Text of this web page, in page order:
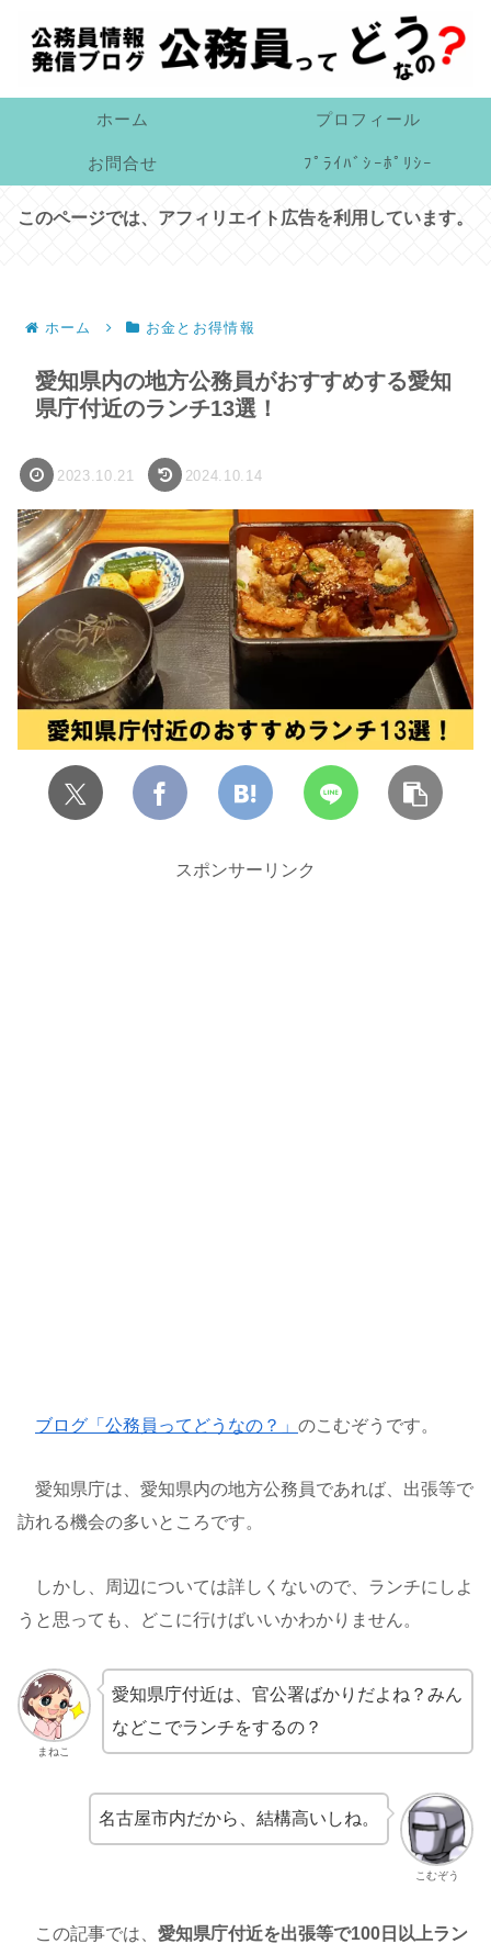
ホーム プロフィール
お問合せ ﾌﾟﾗｲﾊﾞｼｰﾎﾟﾘｼｰ
このページでは、アフィリエイト広告を利用しています。
ホーム お金とお得情報
愛知県内の地方公務員がおすすめする愛知
県庁付近のランチ13選！
2023.10.21 2024.10.14
スポンサーリンク
ブログ「公務員ってどうなの？」 のこむぞうです。
愛知県庁は、愛知県内の地方公務員であれば、出張等で
訪れる機会の多いところです。
しかし、周辺については詳しくないので、ランチにしよ
うと思っても、どこに行けばいいかわかりません。
まねこ
愛知県庁付近は、官公署ばかりだよね？みん
などこでランチをするの？
こむぞう
名古屋市内だから、結構高いしね。
この記事では、 愛知県庁付近を出張等で100日以上ラン